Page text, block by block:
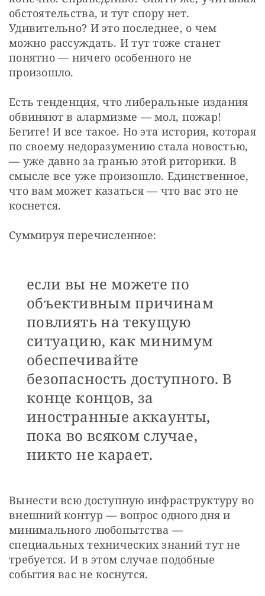
обстоятельства, и тут спору нет.
Удивительно? И это последнее, о чем
можно рассуждать. И тут тоже станет
понятно — ничего особенного не
произошло.
Есть тенденция, что либеральные издания
обвиняют в алармизме — мол, пожар!
Бегите! И все такое. Но эта история, которая
по своему недоразумению стала новостью,
— уже давно за гранью этой риторики. В
смысле все уже произошло. Единственное,
что вам может казаться — что вас это не
коснется.
Суммируя перечисленное:
если вы не можете по
объективным причинам
повлиять на текущую
ситуацию, как минимум
обеспечивайте
безопасность доступного. В
конце концов, за
иностранные аккаунты,
пока во всяком случае,
никто не карает.
Вынести всю доступную инфраструктуру во
внешний контур — вопрос одного дня и
минимального любопытства —
специальных технических знаний тут не
требуется. И в этом случае подобные
события вас не коснутся.